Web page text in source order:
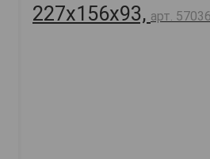
227х156х93, арт. 57036